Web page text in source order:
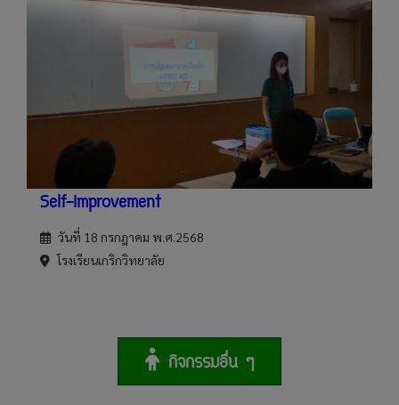
Self-Improvement
วันที่ 18 กรกฎาคม พ.ศ.2568
โรงเรียนเกริกวิทยาลัย
กิจกรรมอื่น ๆ